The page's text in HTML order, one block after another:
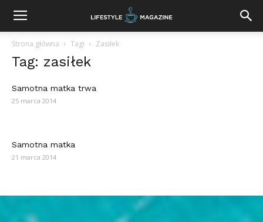
Strona główna Tagi Zasiłek
Tag: zasiłek
Samotna matka trwa
25 marca 2014
Samotna matka
21 marca 2014